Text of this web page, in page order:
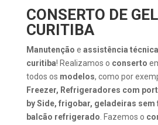
CONSERTO DE
CURITIBA
Manutenção e assistência técnica
curitiba! Realizamos o conserto
todos os modelos, como por
Freezer, Refrigeradores com
by Side, frigobar, geladeiras sem
balcão refrigerado. Fazemos o